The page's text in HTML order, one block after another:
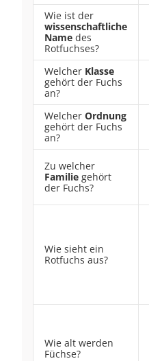
Wie ist der
wissenschaftliche
Name des
Rotfuchses?
Welcher Klasse
gehört der Fuchs
an?
Welcher Ordnung
gehört der Fuchs
an?
Zu welcher
Familie gehört
der Fuchs?
Wie sieht ein
Rotfuchs aus?
Wie alt werden
Füchse?